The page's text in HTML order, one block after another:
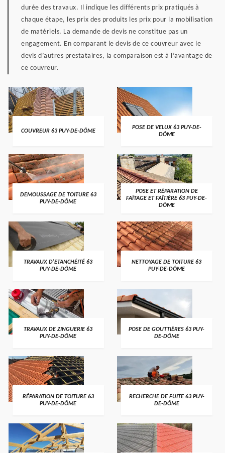
durée des travaux. Il indique les différents prix pratiqués à
chaque étape, les prix des produits les prix pour la mobilisation
de matériels. La demande de devis ne constitue pas un
engagement. En comparant le devis de ce couvreur avec le
devis d’autres prestataires, la comparaison est à l’avantage de
ce couvreur.
COUVREUR 63 PUY-DE-DÔME
POSE DE VELUX 63 PUY-DE-
DÔME
DEMOUSSAGE DE TOITURE 63
PUY-DE-DÔME
POSE ET RÉPARATION DE
FAÎTAGE ET FAÎTIÈRE 63 PUY-DE-
DÔME
TRAVAUX D'ETANCHÉITÉ 63
PUY-DE-DÔME
NETTOYAGE DE TOITURE 63
PUY-DE-DÔME
TRAVAUX DE ZINGUERIE 63
PUY-DE-DÔME
POSE DE GOUTTIÈRES 63 PUY-
DE-DÔME
RÉPARATION DE TOITURE 63
PUY-DE-DÔME
RECHERCHE DE FUITE 63 PUY-
DE-DÔME